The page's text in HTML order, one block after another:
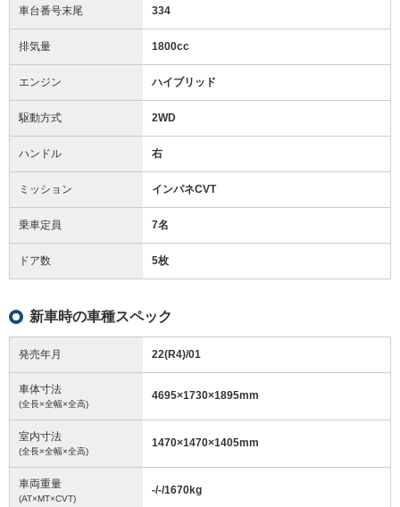
車台番号末尾 334
排気量 1800cc
エンジン ハイブリッド
駆動方式 2WD
ハンドル 右
ミッション インパネCVT
乗車定員 7名
ドア数 5枚
新車時の車種スペック
発売年月 22(R4)/01
車体寸法
(全長×全幅×全高)
4695×1730×1895mm
室内寸法
(全長×全幅×全高)
1470×1470×1405mm
車両重量
(AT×MT×CVT)
-/-/1670kg